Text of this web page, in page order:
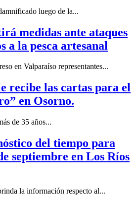
luego de la...
medidas ante ataques
a la pesca artesanal
en Valparaíso representantes...
recibe las cartas para el
en Osorno.
de 35 años...
del tiempo para
septiembre en Los Ríos
la información respecto al...